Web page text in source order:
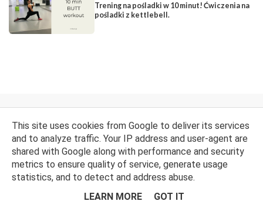
Trening na pośladki w 10 minut! Ćwiczenia na
pośladki z kettlebell.
FACEBOOK INSTAGRAM YOUTUBE
Opiekun bloga:WebLove.PL. © Natalia Narowska, Wrocław2014-
2026.
This site uses cookies from Google to deliver its services
and to analyze traffic. Your IP address and user-agent are
shared with Google along with performance and security
metrics to ensure quality of service, generate usage
statistics, and to detect and address abuse.
LEARN MORE
GOT IT